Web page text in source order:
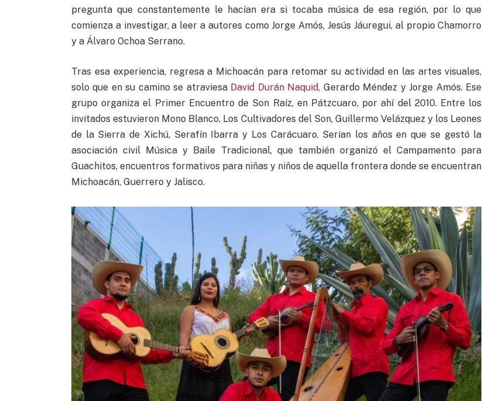
pregunta que constantemente le hacían era si tocaba música de esa región, por lo que
comienza a investigar, a leer a autores como Jorge Amós, Jesús Jáuregui, al propio Chamorro
y a Álvaro Ochoa Serrano.
Tras esa experiencia, regresa a Michoacán para retomar su actividad en las artes visuales,
solo que en su camino se atraviesa David Durán Naquid, Gerardo Méndez y Jorge Amós. Ese
grupo organiza el Primer Encuentro de Son Raíz, en Pátzcuaro, por ahí del 2010. Entre los
invitados estuvieron Mono Blanco, Los Cultivadores del Son, Guillermo Velázquez y los Leones
de la Sierra de Xichú, Serafín Ibarra y Los Carácuaro. Serían los años en que se gestó la
asociación civil Música y Baile Tradicional, que también organizó el Campamento para
Guachitos, encuentros formativos para niñas y niños de aquella frontera donde se encuentran
Michoacán, Guerrero y Jalisco.